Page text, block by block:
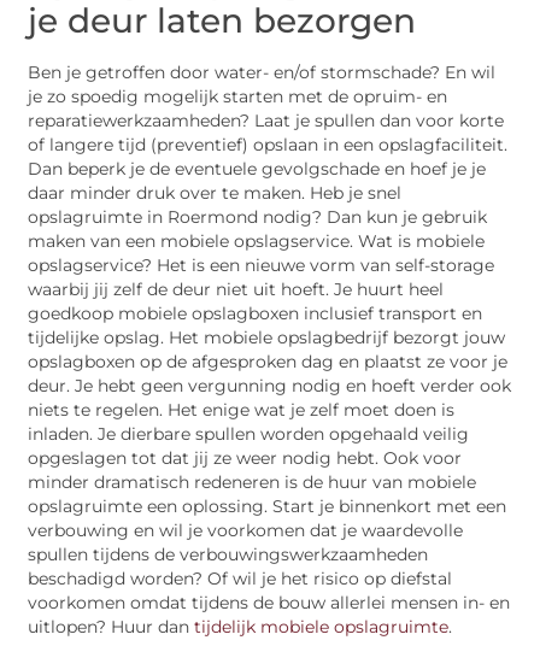
je deur laten bezorgen
Ben je getroffen door water- en/of stormschade? En wil
je zo spoedig mogelijk starten met de opruim- en
reparatiewerkzaamheden? Laat je spullen dan voor korte
of langere tijd (preventief) opslaan in een opslagfaciliteit.
Dan beperk je de eventuele gevolgschade en hoef je je
daar minder druk over te maken. Heb je snel
opslagruimte in Roermond nodig? Dan kun je gebruik
maken van een mobiele opslagservice. Wat is mobiele
opslagservice? Het is een nieuwe vorm van self-storage
waarbij jij zelf de deur niet uit hoeft. Je huurt heel
goedkoop mobiele opslagboxen inclusief transport en
tijdelijke opslag. Het mobiele opslagbedrijf bezorgt jouw
opslagboxen op de afgesproken dag en plaatst ze voor je
deur. Je hebt geen vergunning nodig en hoeft verder ook
niets te regelen. Het enige wat je zelf moet doen is
inladen. Je dierbare spullen worden opgehaald veilig
opgeslagen tot dat jij ze weer nodig hebt. Ook voor
minder dramatisch redeneren is de huur van mobiele
opslagruimte een oplossing. Start je binnenkort met een
verbouwing en wil je voorkomen dat je waardevolle
spullen tijdens de verbouwingswerkzaamheden
beschadigd worden? Of wil je het risico op diefstal
voorkomen omdat tijdens de bouw allerlei mensen in- en
uitlopen? Huur dantijdelijk mobiele opslagruimte.